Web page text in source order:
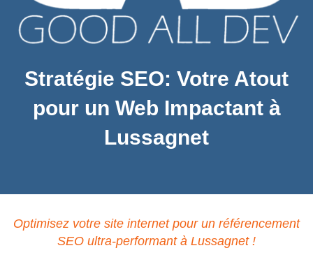
Stratégie SEO: Votre Atout
pour un Web Impactant à
Lussagnet
Optimisez votre site internet pour un référencement
SEO ultra-performant à Lussagnet !